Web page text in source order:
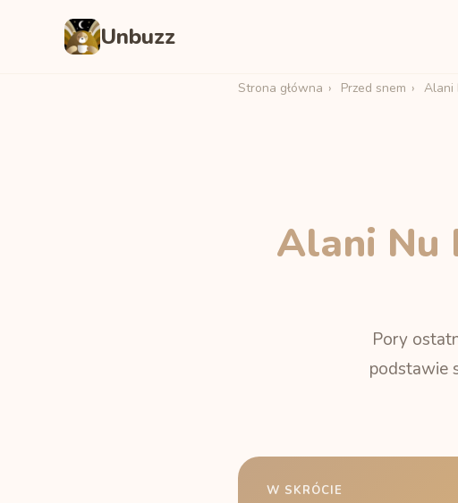
Unbuzz
Strona główna › Przed snem › Alani
Alani Nu
Pory
podstawie
W SKRÓCIE